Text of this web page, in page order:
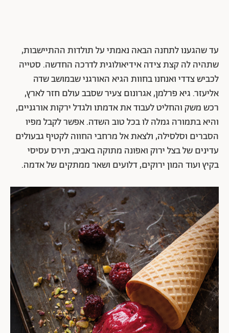
עד שהגענו לתחנה הבאה נאמתי על תולדות ההתיישבות,
שתהיה לה קצת צידה אידיאולוגית לדרכה החדשה. סטייה
לכביש צדדי ואנחנו בחוות הגיא האורגני שבמושב שדה
אליעזר. גיא פרלמן, אגרונום צעיר שסבב עולם חזר לארץ,
רכש משק והחליט לעבוד את אדמתו ולגדל ירקות אורגניים,
והיא בתמורה גמלה לו בכל טוב השדה. אפשר לקבל מפיו
הסברים וסלסילה, ולצאת אל מרחבי החווה לקטיף גבעולים
עדינים של בצל ירוק ואפונה מתוקה באביב, תירס עסיסי
בקיץ ועוד המון ירוקים, דלועים ושאר ממתקים של אדמה.